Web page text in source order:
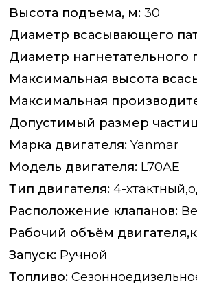
Высота подъема, м: 30
Диаметр всасывающего
Диаметр нагнетательного
Максимальная высота
Максимальная
Допустимый размер
Марка двигателя: Yanmar
Модель двигателя: L70AE
Тип двигателя: 4-
Расположение клапанов:
Рабочий объём
Запуск: Ручной
Топливо: